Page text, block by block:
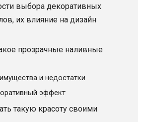
выбора декоративных
их влияние на дизайн
прозрачные наливные
и недостатки
эффект
такую красоту своими